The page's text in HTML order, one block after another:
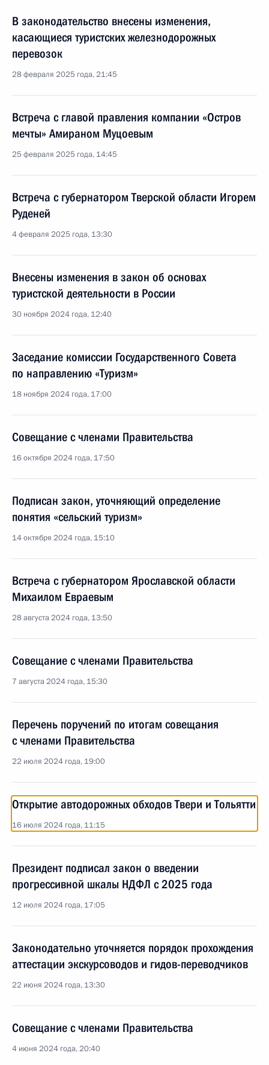
В законодательство внесены изменения,
касающиеся туристских железнодорожных
перевозок
28 февраля 2025 года, 21:45
Встреча с главой правления компании «Остров
мечты» Амираном Муцоевым
25 февраля 2025 года, 14:45
Встреча с губернатором Тверской области Игорем
Руденей
4 февраля 2025 года, 13:30
Внесены изменения в закон об основах
туристской деятельности в России
30 ноября 2024 года, 12:40
Заседание комиссии Государственного Совета
по направлению «Туризм»
18 ноября 2024 года, 17:00
Совещание с членами Правительства
16 октября 2024 года, 17:50
Подписан закон, уточняющий определение
понятия «сельский туризм»
14 октября 2024 года, 15:10
Встреча с губернатором Ярославской области
Михаилом Евраевым
28 августа 2024 года, 13:50
Совещание с членами Правительства
7 августа 2024 года, 15:30
Перечень поручений по итогам совещания
с членами Правительства
22 июля 2024 года, 19:00
Открытие автодорожных обходов Твери и Тольятти
16 июля 2024 года, 11:15
Президент подписал закон о введении
прогрессивной шкалы НДФЛ с 2025 года
12 июля 2024 года, 17:05
Законодательно уточняется порядок прохождения
аттестации экскурсоводов и гидов-переводчиков
22 июня 2024 года, 13:30
Совещание с членами Правительства
4 июня 2024 года, 20:40